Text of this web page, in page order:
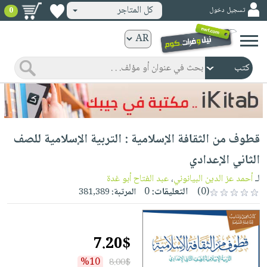
ورقية
المواضيع
صدر
حديثاً
الأكثر
مبيعاً
جوائز
شحن
مخفض
عروض
خاصة
صفحات
مشوقة
كتب
الكترونية
الصفحة
الرئيسية
صدر
حديثاً
الأكثر
مبيعاً
كتب
مجانية
صوتية
الصفحة
الرئيسية
masmu3
بلا
حدود
أطفال
وناشئة
الصفحةوسائل
تسجيل دخول كل المتاجر 0
قطوف من الثقافة الإسلامية : التربية الإسلامية للصف
الثاني الإعدادي
لـأحمد عز الدين البيانوني،عبد الفتاح أبو غدة
(0)
التعليقات:0 المرتبة:381,389
7.20$
8.00$
%10